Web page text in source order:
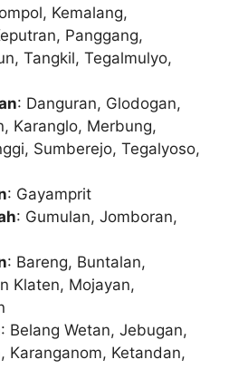
Kemalang,
Panggang,
Tangkil, Tegalmulyo,
: Danguran, Glodogan,
Karanglo, Merbung,
Sumberejo, Tegalyoso,
: Gayamprit
: Gumulan, Jomboran,
: Bareng, Buntalan,
Klaten, Mojayan,
: Belang Wetan, Jebugan,
Karanganom, Ketandan,